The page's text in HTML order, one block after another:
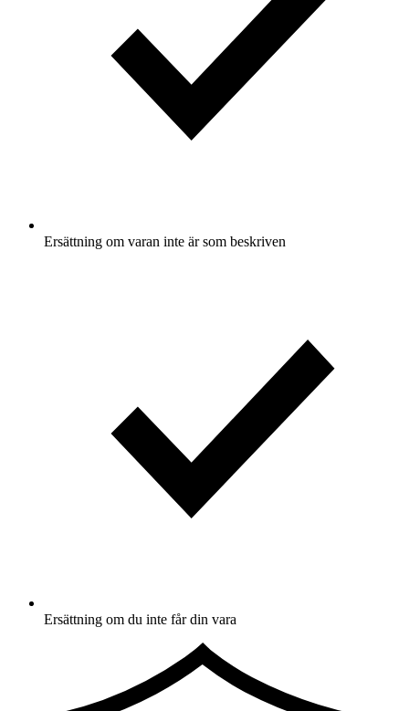
Ersättning om varan inte är som beskriven
Ersättning om du inte får din vara